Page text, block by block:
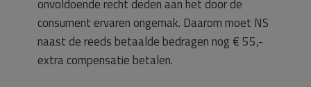
onvoldoende recht deden aan het door de
consument ervaren ongemak. Daarom moet NS
naast de reeds betaalde bedragen nog € 55,-
extra compensatie betalen.